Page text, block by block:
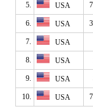
5. USA
6. USA
7. USA
8. USA
9. USA
10. USA